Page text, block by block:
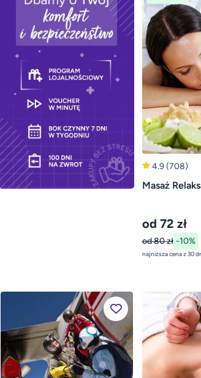
4.9(708)
Masaż
od 72 zł
od 80 zł -10%